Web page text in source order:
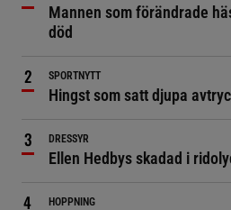
Mannen som förändrade
död
SPORTNYTT
Hingst som satt djupa
DRESSYR
Ellen Hedbys skadad i
HOPPNING